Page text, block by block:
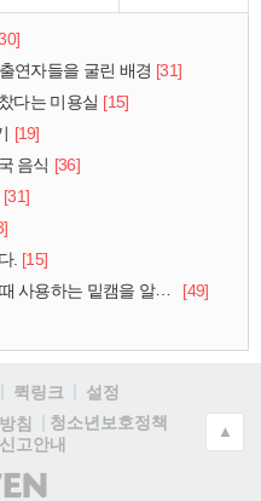
연자들을 굴린 배경 [31]
다는 미용실 [15]
[19]
음식 [36]
[31]
. [15]
용하는 밑캠을 알아보자
[49]
퀵링크
설정
침
청소년보호정책
고안내
)
▲